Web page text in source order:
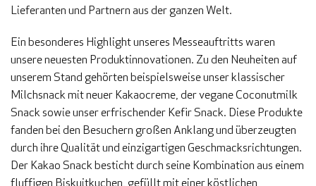
Lieferanten und Partnern aus der ganzen Welt.
Ein besonderes Highlight unseres Messeauftritts waren
unsere neuesten Produktinnovationen. Zu den Neuheiten auf
unserem Stand gehörten beispielsweise unser klassischer
Milchsnack mit neuer Kakaocreme, der vegane Coconutmilk
Snack sowie unser erfrischender Kefir Snack. Diese Produkte
fanden bei den Besuchern großen Anklang und überzeugten
durch ihre Qualität und einzigartigen Geschmacksrichtungen.
Der Kakao Snack besticht durch seine Kombination aus einem
fluffigen Biskuitkuchen, gefüllt mit einer köstlichen